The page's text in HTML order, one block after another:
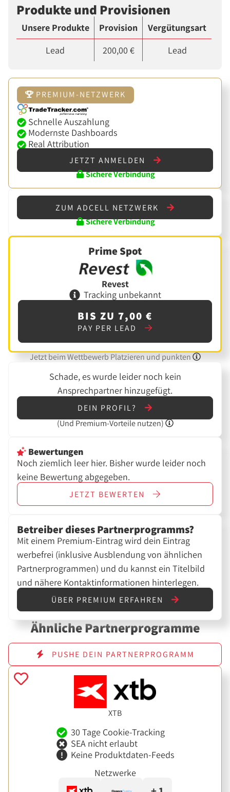
Produkte und Provisionen
Unsere Produkte Provision
Vergütungsart
Lead
200,00 € Lead
PREMIUM-NETZWERK
Schnelle Auszahlung
Modernste Dashboards
Real Attribution
JETZT ANMELDEN
Sichere Verbindung
ZUM ADCELL NETZWERK
Sichere Verbindung
Prime Spot
Revest
Tracking unbekannt
BIS ZU 7,00 €
PAY PER LEAD
Jetzt beim Wettbewerb Platzieren und punkten
Schade, es wurde leider noch kein
Ansprechpartner hinzugefügt.
DEIN PROFIL?
(Und Premium-Vorteile nutzen)
Bewertungen
Noch ziemlich leer hier. Bisher wurde leider noch
keine Bewertung abgegeben.
JETZT BEWERTEN
Betreiber dieses Partnerprogramms?
Mit einem Premium-Eintrag wird dein Eintrag
werbefrei (inklusive Ausblendung von ähnlichen
Partnerprogrammen) und du kannst ein Titelbild
und nähere Kontaktinformationen hinterlegen.
ÜBER PREMIUM ERFAHREN
Ähnliche Partnerprogramme
PUSHE DEIN PARTNERPROGRAMM
XTB
30 Tage Cookie-Tracking
SEA nicht erlaubt
Keine Produktdaten-Feeds
Netzwerke